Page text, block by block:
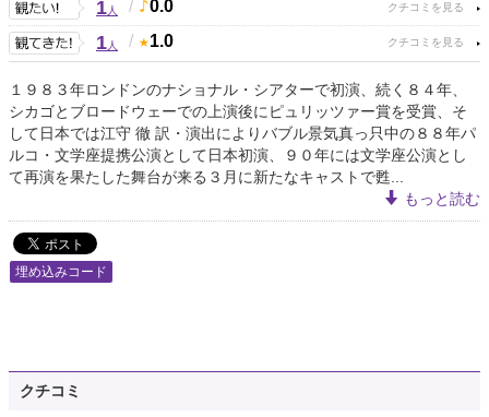
1人 / 0.0
1人 / 1.0
１９８３年ロンドンのナショナル・シアターで初演、続く８４年、
シカゴとブロードウェーでの上演後にピュリッツァー賞を受賞、そ
して日本では江守 徹 訳・演出によりバブル景気真っ只中の８８年パ
ルコ・文学座提携公演として日本初演、９０年には文学座公演とし
て再演を果たした舞台が来る３月に新たなキャストで甦...
もっと読む
埋め込みコード
クチコミ